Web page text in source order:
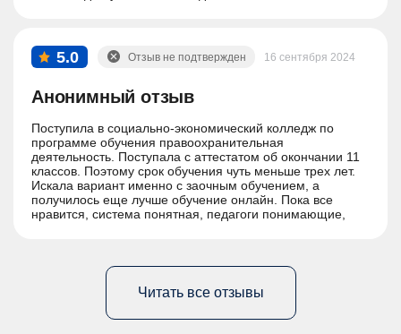
5.0
Анонимный отзыв
16 сентября 2024
Отзыв не подтвержден
Поступила в социально-экономический колледж по
программе обучения правоохранительная
деятельность. Поступала с аттестатом об окончании 11
классов. Поэтому срок обучения чуть меньше трех лет.
Искала вариант именно с заочным обучением, а
получилось еще лучше обучение онлайн. Пока все
нравится, система понятная, педагоги понимающие,
Читать все отзывы